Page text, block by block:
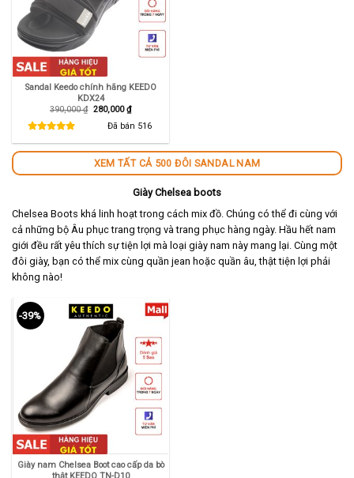
Sandal Keedo chính hãng KEEDO
KDX24
390,000₫ Giá
280,000₫Giá
hiện
tại
Đã bán 516
XEM TẤT CẢ 500 ĐÔI SANDAL NAM
Giày Chelsea boots
Chelsea Boots khá linh hoạt trong cách mix đồ. Chúng có thể đi cùng với
cả những bộ Âu phục trang trọng và trang phục hàng ngày. Hầu hết nam
giới đều rất yêu thích sự tiện lợi mà loại giày nam này mang lại. Cùng một
đôi giày, bạn có thể mix cùng quần jean hoặc quần âu, thật tiện lợi phải
không nào!
-39%
Giày nam Chelsea Boot cao cấp da bò